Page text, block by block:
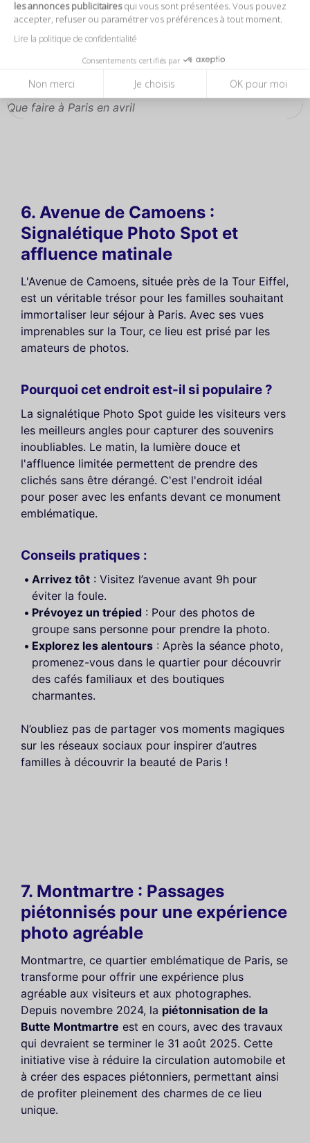
les annonces publicitairesqui vous sont présentées. Vous pouvez
accepter, refuser ou paramétrer vos préférences à tout moment.
Lire la politique de confidentialité
Consentements certifiés par
Non merci Je choisis OK pour moi
Que faire à Paris en avril
6. Avenue de Camoens :
Signalétique Photo Spot et
affluence matinale
L'Avenue de Camoens, située près de la Tour Eiffel,
est un véritable trésor pour les familles souhaitant
immortaliser leur séjour à Paris. Avec ses vues
imprenables sur la Tour, ce lieu est prisé par les
amateurs de photos.
Pourquoi cet endroit est-il si populaire ?
La signalétique Photo Spot guide les visiteurs vers
les meilleurs angles pour capturer des souvenirs
inoubliables. Le matin, la lumière douce et
l'affluence limitée permettent de prendre des
clichés sans être dérangé. C'est l'endroit idéal
pour poser avec les enfants devant ce monument
emblématique.
Conseils pratiques :
Arrivez tôt : Visitez l’avenue avant 9h pour
éviter la foule.
Prévoyez un trépied : Pour des photos de
groupe sans personne pour prendre la photo.
Explorez les alentours : Après la séance photo,
promenez-vous dans le quartier pour découvrir
des cafés familiaux et des boutiques
charmantes.
N’oubliez pas de partager vos moments magiques
sur les réseaux sociaux pour inspirer d’autres
familles à découvrir la beauté de Paris !
7. Montmartre : Passages
piétonnisés pour une expérience
photo agréable
Montmartre, ce quartier emblématique de Paris, se
transforme pour offrir une expérience plus
agréable aux visiteurs et aux photographes.
Depuis novembre 2024, la piétonnisation de la
Butte Montmartre est en cours, avec des travaux
qui devraient se terminer le 31 août 2025. Cette
initiative vise à réduire la circulation automobile et
à créer des espaces piétonniers, permettant ainsi
de profiter pleinement des charmes de ce lieu
unique.